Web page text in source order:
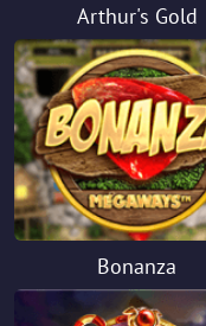
Arthur's Gold
Bonanza